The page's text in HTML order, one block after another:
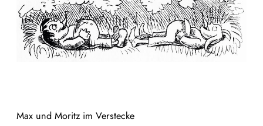
Max und Moritz im Verstecke